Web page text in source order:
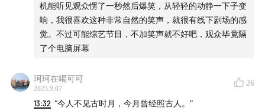
机能听见观众愣了一秒然后爆笑，从轻轻的动静一下子变
响，我很喜欢这种非常自然的笑声，就很有线下剧场的感
觉。不过可能综艺节目，不加笑声就不好吧，观众毕竟隔
了个电脑屏幕
珂珂在喝可可
2025.9.07
26
13:32 “今人不见古时月，今月曾经照古人。”